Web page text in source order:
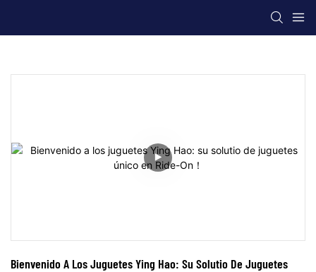
Bienvenido A Los Juguetes Ying Hao: Su Solutio De Juguetes